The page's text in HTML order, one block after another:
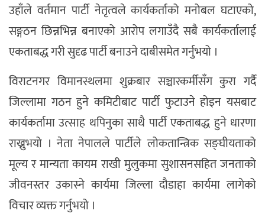
उहाँले वर्तमान पार्टी नेतृत्वले कार्यकर्ताको मनोबल घटाएको,
सङ्गठन छिन्नभिन्न बनाएको आरोप लगाउँदै सबै कार्यकर्तालाई
एकताबद्ध गरी सुदृढ पार्टी बनाउने दाबीसमेत गर्नुभयो ।
विराटनगर विमानस्थलमा शुक्रबार सञ्चारकर्मीसँग कुरा गर्दै
जिल्लामा गठन हुने कमिटीबाट पार्टी फुटाउने होइन यसबाट
कार्यकर्तामा उत्साह थपिनुका साथै पार्टी एकताबद्ध हुने धारणा
राख्नुभयो । नेता नेपालले पार्टीले लोकतान्त्रिक सङ्घीयताको
मूल्य र मान्यता कायम राखी मुलुकमा सुशासनसहित जनताको
जीवनस्तर उकास्ने कार्यमा जिल्ला दौडाहा कार्यमा लागेको
विचार व्यक्त गर्नुभयो ।